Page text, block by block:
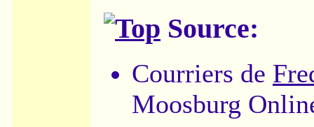
Source:
Courriers de
Moosburg